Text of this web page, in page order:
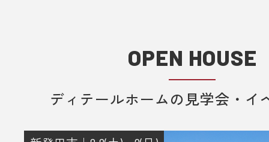
2. 当日ご来場いただきます。
3. 弊社のアンケートにご記入いただ
その際に住所のご記入をお願いいた
OPEN HOUSE
ディテールホームの見学会・イ